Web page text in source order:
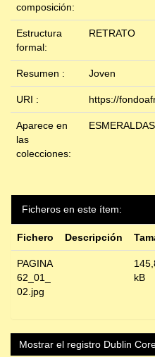
composición:
Estructura
formal:
RETRATO
Resumen : Joven
URI : https://
Aparece en
las
colecciones:
Ficheros en este ítem:
Fichero Descripción
PAGINA
62_01_
02.jpg
kB
Mostrar el registro Dublin